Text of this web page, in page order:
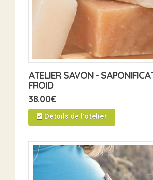
ATELIER SAVON -
FROID
38.00€
Détails de l'atelier